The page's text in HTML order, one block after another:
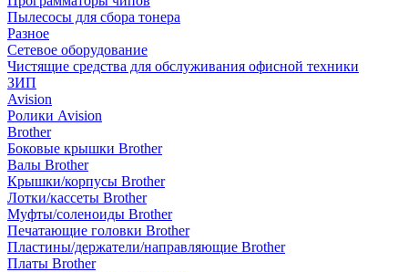
Пылесосы для сбора тонера
Разное
Сетевое оборудование
Чистящие средства для обслуживания офисной техники
ЗИП
Avision
Ролики Avision
Brother
Боковые крышки Brother
Валы Brother
Крышки/корпусы Brother
Лотки/кассеты Brother
Муфты/соленоиды Brother
Печатающие головки Brother
Пластины/держатели/направляющие Brother
Платы Brother